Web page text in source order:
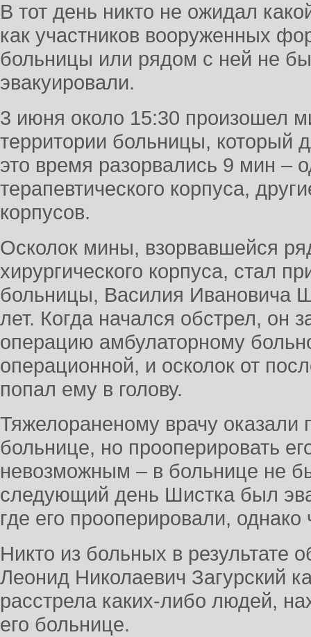
В тот день никто не ожидал
как участников вооруженных
больницы или рядом с ней не
эвакуировали.
3 июня около 15:30 произошел
территории больницы, который
это время разорвались 9 мин –
терапевтического корпуса,
корпусов.
Осколок мины, взорвавшейся
хирургического корпуса, стал
больницы, Василия Ивановича
лет. Когда начался обстрел, он
операцию амбулаторному
операционной, и осколок от
попал ему в голову.
Тяжелораненому врачу
больнице, но прооперировать
невозможным – в больнице не
следующий день Шистка был
где его прооперировали,
Никто из больных в результате
Леонид Николаевич Загурский
расстрела каких-либо людей,
его больнице.